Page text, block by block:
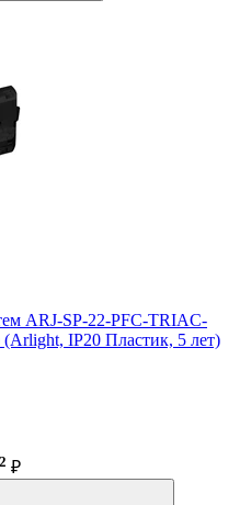
ARJ-SP-22-PFC-TRIAC-
IP20 Пластик, 5 лет)
₽